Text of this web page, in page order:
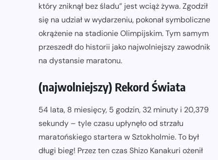
który zniknął bez śladu” jest wciąż żywa. Zgodził
się na udział w wydarzeniu, pokonał symboliczne
okrążenie na stadionie Olimpijskim. Tym samym
przeszedł do historii jako najwolniejszy zawodnik
na dystansie maratonu.
(najwolniejszy) Rekord Świata
54 lata, 8 miesięcy, 5 godzin, 32 minuty i 20,379
sekundy – tyle czasu upłynęło od strzału
maratońskiego startera w Sztokholmie. To był
długi bieg! Przez ten czas Shizo Kanakuri ożenił